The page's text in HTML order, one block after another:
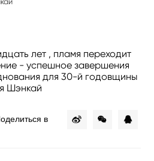
при бурении
каротаж
бурение
бурения
Контактная информация
лет , пламя переходит
- успешное завершения
для 30-й годовщины
Шэнкай
в